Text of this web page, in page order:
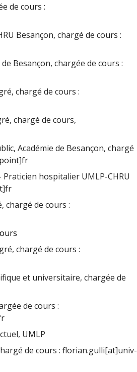
de cours :
Besançon, chargé de cours :
Besançon, chargée de cours :
chargé de cours :
chargé de cours,
Académie de Besançon, chargé
hospitalier UMLP-CHRU
chargé de cours :
chargé de cours :
et universitaire, chargée de
de cours :
UMLP
de cours : florian.gulli[at]univ-